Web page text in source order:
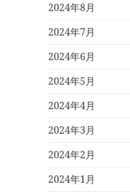
2024年8月
2024年7月
2024年6月
2024年5月
2024年4月
2024年3月
2024年2月
2024年1月